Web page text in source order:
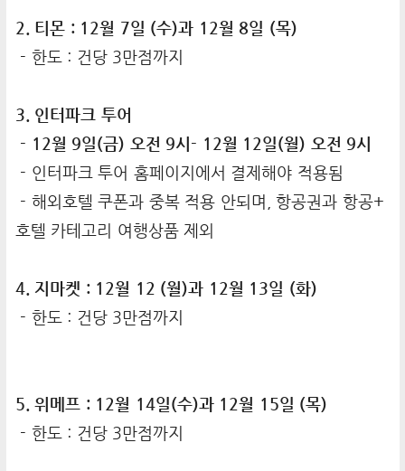
2. 티몬 : 12월 7일 (수)과 12월 8일 (목)
- 한도 : 건당 3만점까지
3. 인터파크 투어
- 12월 9일(금) 오전 9시- 12월 12일(월) 오전 9시
- 인터파크 투어 홈페이지에서 결제해야 적용됨
- 해외호텔 쿠폰과 중복 적용 안되며, 항공권과 항공+
호텔 카테고리 여행상품 제외
4. 지마켓 : 12월 12 (월)과 12월 13일 (화)
- 한도 : 건당 3만점까지
5. 위메프 : 12월 14일(수)과 12월 15일 (목)
- 한도 : 건당 3만점까지